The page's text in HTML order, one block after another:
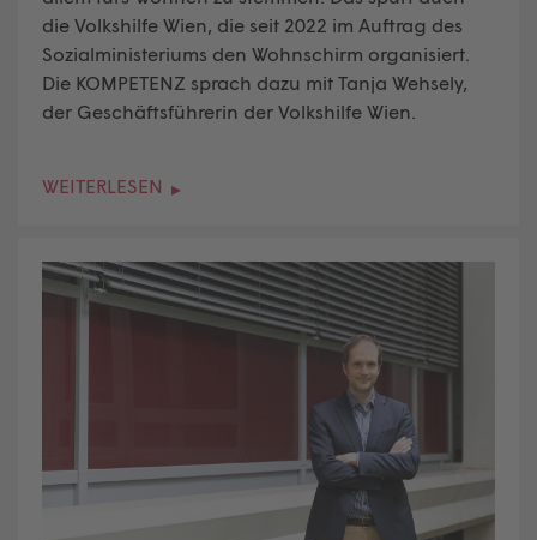
die Volkshilfe Wien, die seit 2022 im Auftrag des
Sozialministeriums den Wohnschirm organisiert.
Die KOMPETENZ sprach dazu mit Tanja Wehsely,
der Geschäftsführerin der Volkshilfe Wien.
WEITERLESEN